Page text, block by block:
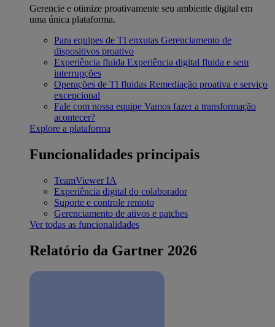
Gerencie e otimize proativamente seu ambiente digital em
uma única plataforma.
Para equipes de TI enxutas Gerenciamento de
dispositivos proativo
Experiência fluida Experiência digital fluida e sem
interrupções
Operações de TI fluidas Remediação proativa e serviço
excepcional
Fale com nossa equipe Vamos fazer a transformação
acontecer?
Explore a plataforma
Funcionalidades principais
TeamViewer IA
Experiência digital do colaborador
Suporte e controle remoto
Gerenciamento de ativos e patches
Ver todas as funcionalidades
Relatório da Gartner 2026